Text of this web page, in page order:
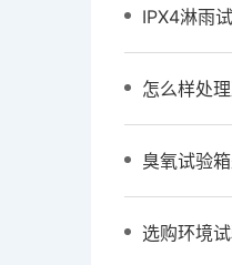
IPX4淋雨
怎么样处
臭氧试验
选购环境